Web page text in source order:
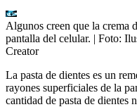
Algunos creen que la crema
pantalla del celular. | Foto:
Creator
La pasta de dientes es un
rayones superficiales de la
cantidad de pasta de dientes